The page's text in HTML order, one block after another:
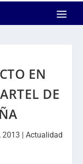
EN
DE
2013 | Actualidad